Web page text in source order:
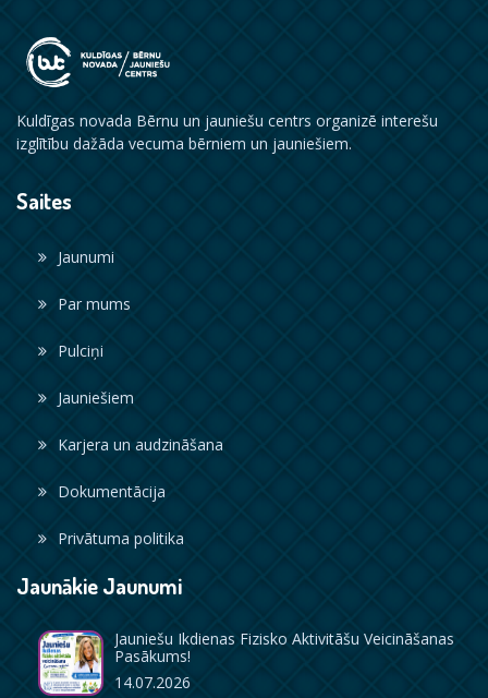
Kuldīgas novada Bērnu un jauniešu centrs organizē interešu
izglītību dažāda vecuma bērniem un jauniešiem.
Saites
Jaunumi
Par mums
Pulciņi
Jauniešiem
Karjera un audzināšana
Dokumentācija
Privātuma politika
Jaunākie Jaunumi
Jauniešu Ikdienas Fizisko Aktivitāšu Veicināšanas
Pasākums!
14.07.2026